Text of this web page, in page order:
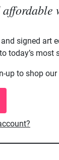
signed art
today’s most
up to shop